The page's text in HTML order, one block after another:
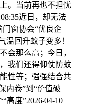
。当前再也不担忧
近日，却无法
门窗协会“优良企
温回升蚊子变多！
会那么高；今日，
我们还得仰仗防蚊
性等；强强结合共
内卷”到“价值破
高度”2026-04-10